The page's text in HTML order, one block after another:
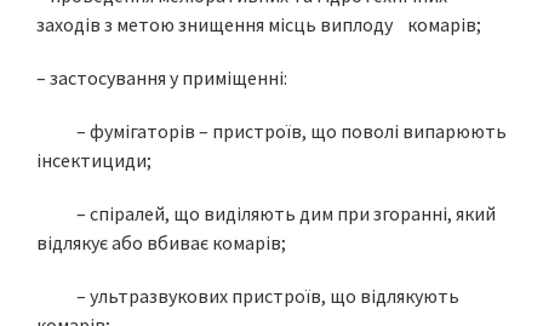
заходів з метою знищення місць виплоду комарів;
– застосування у приміщенні:
– фумігаторів – пристроїв, що поволі випарюють
інсектициди;
– спіралей, що виділяють дим при згоранні, який
відлякує або вбиває комарів;
– ультразвукових пристроїв, що відлякують